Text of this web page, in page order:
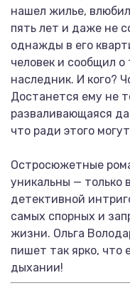
нашел жилье,
пять лет и даже не
однажды в его
человек и сообщил
наследник. И кого?
Достанется ему не
разваливающаяся
что ради этого
Остросюжетные
уникальны — только
детективной
самых спорных и
жизни. Ольга
пишет так ярко, что
дыхании!